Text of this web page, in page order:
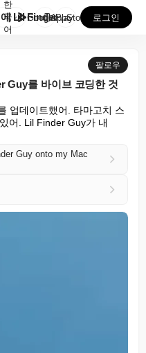
제 생각에 방금 제 맥에 Lil Finder Guy를 ...
한
국
어
GooglePlay
AppStore 로그인
팔로우
Guy를 바이브 코딩한 것
업데이트했어. 타마고치 스
어. Lil Finder Guy가 내
Guy onto my Mac